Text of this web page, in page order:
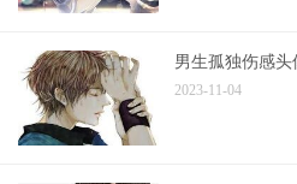
男生孤独伤感头
2023-11-04